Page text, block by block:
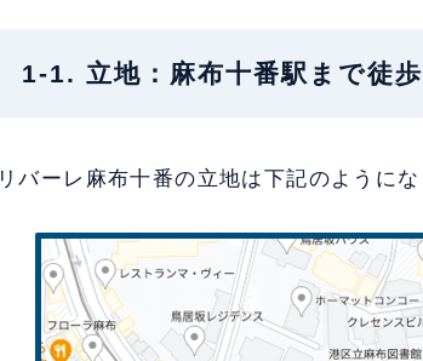
1-1. 立地：麻布十番駅まで徒
リバーレ麻布十番の立地は下記のように